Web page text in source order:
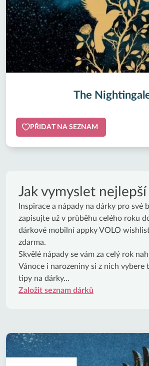
The
PŘIDAT NA SEZNAM
Jak vymyslet nejlepší
Inspirace a nápady na dárky pro své
zapisujte už v průběhu celého roku
dárkové mobilní appky VOLO
zdarma.
Skvělé nápady se vám za celý rok
Vánoce i narozeniny si z nich vybere
tipy na dárky...
Založit seznam dárků